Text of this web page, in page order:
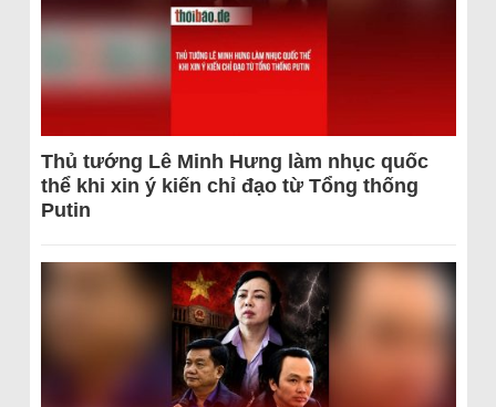
Thủ tướng Lê Minh Hưng làm nhục quốc
thể khi xin ý kiến chỉ đạo từ Tổng thống
Putin